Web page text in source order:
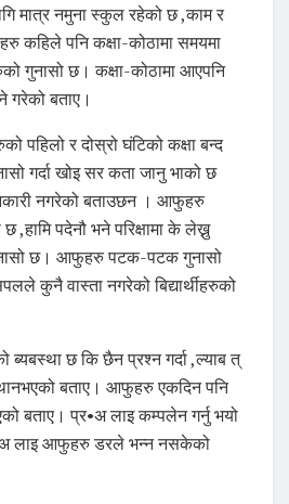
मात्र नमुना स्कुल रहेको छ ,काम र
कहिले पनि कक्षा-कोठामा समयमा
गुनासो छ। कक्षा-कोठामा आएपनि
गरेको बताए।
र दोस्रो घंटिको कक्षा बन्द
गर्दा खोइ सर कता जानु भाको छ
नगरेको बताउछन । आफुहरु
पदेनौ भने परिक्षामा के लेख्नु
गुनासो छ। आफुहरु पटक-पटक गुनासो
कुनै वास्ता नगरेको बिद्यार्थीहरुको
ब्यबस्था छ कि छैन प्रश्न गर्दा ,ल्याब त्
बताए। आफुहरु एकदिन पनि
बताए। प्र•अ लाइ कम्पलेन गर्नु भयो
लाइ आफुहरु डरले भन्न नसकेको